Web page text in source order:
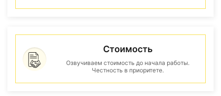
Стоимость
Озвучиваем стоимость до начала работы.
Честность в приоритете.